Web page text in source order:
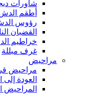
شاورات
أطقم
رؤوس
القضبان
خراطيم
غرف مبللة
مراحيض
مراحيض
العودة
المراحيض